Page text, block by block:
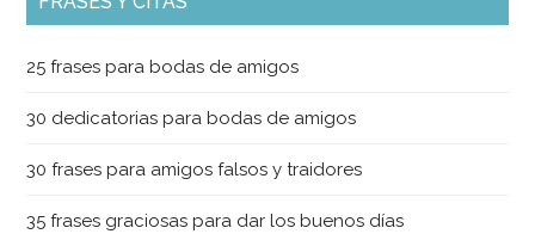
25 frases para bodas de amigos
30 dedicatorias para bodas de amigos
30 frases para amigos falsos y traidores
35 frases graciosas para dar los buenos días